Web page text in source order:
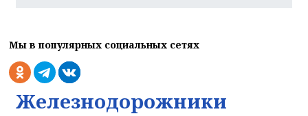
Мы в популярных социальных сетях
Железнодорожники